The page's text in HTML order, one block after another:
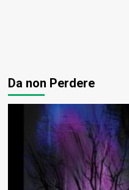
Da non Perdere